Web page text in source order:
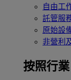
自由工
託管服
原始設
非營利
按照行業